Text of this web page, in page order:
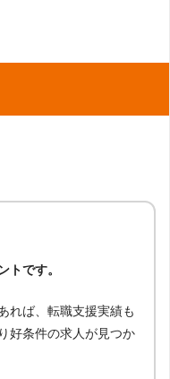
トです。
れば、転職支援実績も
好条件の求人が見つか